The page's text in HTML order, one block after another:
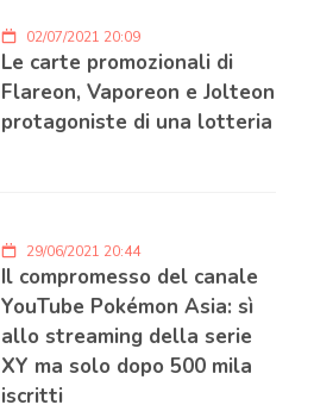
02/07/2021 20:09
Le carte promozionali di
Flareon, Vaporeon e Jolteon
protagoniste di una lotteria
29/06/2021 20:44
Il compromesso del canale
YouTube Pokémon Asia: sì
allo streaming della serie
XY ma solo dopo 500 mila
iscritti